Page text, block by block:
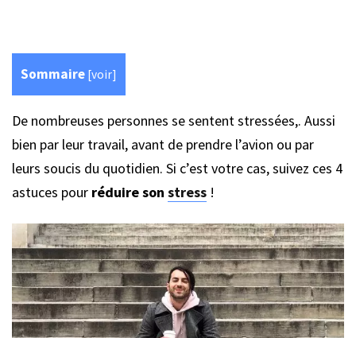
Sommaire [voir]
De nombreuses personnes se sentent stressées,. Aussi
bien par leur travail, avant de prendre l’avion ou par
leurs soucis du quotidien. Si c’est votre cas, suivez ces 4
astuces pour réduire son stress !